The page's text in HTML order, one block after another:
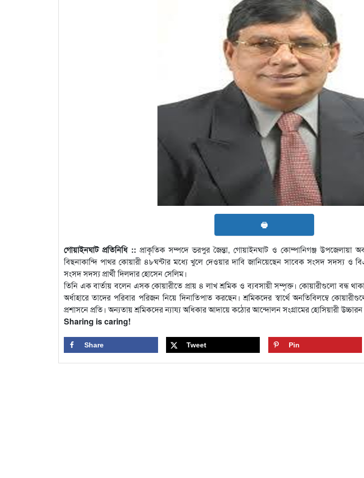
🖶
গোয়াইনঘাট প্রতিনিধি :: প্রাকৃতিক সম্পদে ভরপুর জৈন্তা, গোয়াইনঘাট ও কোম্পানিগঞ্জ উপজেলায়া
বিছনাকান্দি পাথর কোয়ারী ৪৮ঘন্টার মধ্যে খুলে দেওয়ার দাবি জানিয়েছেন সাবেক সংসদ সদস্য
সংসদ সদস্য প্রার্থী দিলদার হোসেন সেলিম।
তিনি এক বার্তায় বলেন এসক কোয়ারীতে প্রায় ৪ লাখ শ্রমিক ও ব্যবসায়ী সম্পৃক্ত। কোয়ারীগুলো বন্ধ
অর্ধাহারে তাদের পরিবার পরিজন নিয়ে দিনাতিপাত করছেন। শ্রমিকদের স্বার্থে অনতিবিলম্বে
প্রশাসনে প্রতি। অন্যতায় শ্রমিকদের ন্যায্য অধিকার আদায়ে কঠোর আন্দোলন সংগ্রামের হোসিয়ারী
Sharing is caring!
Share Tweet Pin